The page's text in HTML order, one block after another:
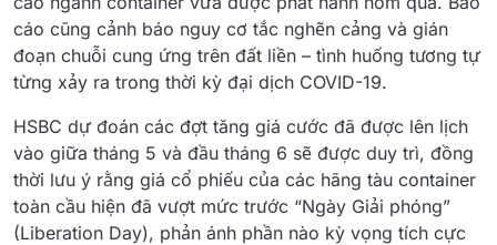
cáo cũng cảnh báo nguy cơ tắc nghẽn cảng và gián
đoạn chuỗi cung ứng trên đất liền – tình huống tương tự
từng xảy ra trong thời kỳ đại dịch COVID-19.
HSBC dự đoán các đợt tăng giá cước đã được lên lịch
vào giữa tháng 5 và đầu tháng 6 sẽ được duy trì, đồng
thời lưu ý rằng giá cổ phiếu của các hãng tàu container
toàn cầu hiện đã vượt mức trước “Ngày Giải phóng”
(Liberation Day), phản ánh phần nào kỳ vọng tích cực